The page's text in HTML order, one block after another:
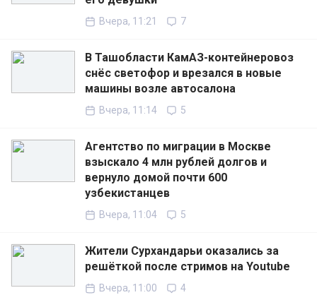
Вчера, 11:21 7
В Ташобласти КамАЗ-контейнеровоз
снёс светофор и врезался в новые
машины возле автосалона
Вчера, 11:14 5
Агентство по миграции в Москве
взыскало 4 млн рублей долгов и
вернуло домой почти 600
узбекистанцев
Вчера, 11:04 5
Жители Сурхандарьи оказались за
решёткой после стримов на Youtube
Вчера, 11:00 4